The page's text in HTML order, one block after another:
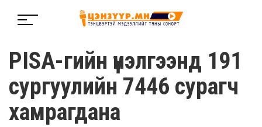
PISA-гийн үнэлгээнд 191
сургуулийн 7446 сурагч
хамрагдана